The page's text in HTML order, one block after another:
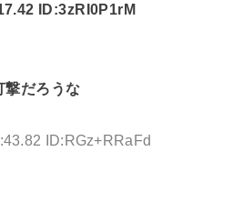
ID:3zRI0P1rM
撃だろうな
ID:RGz+RRaFd